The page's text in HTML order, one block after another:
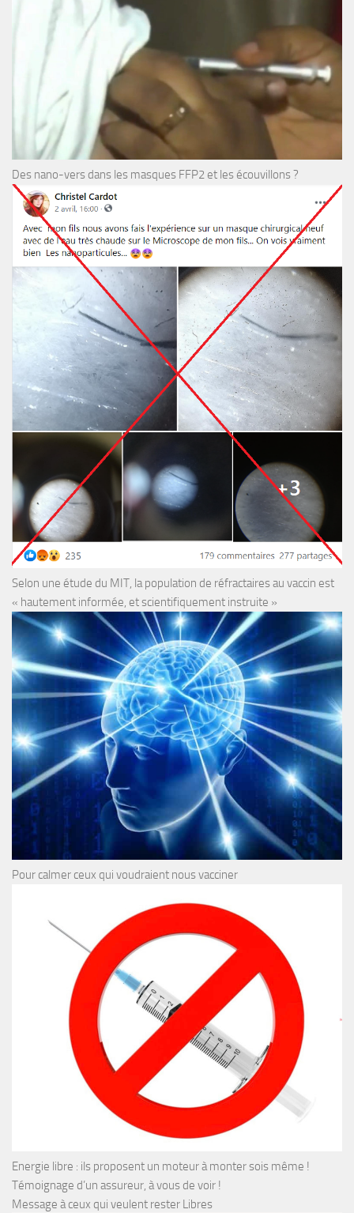
Des nano-vers dans les masques FFP2 et les écouvillons ?
Selon une étude du MIT, la population de réfractaires au vaccin est
« hautement informée, et scientifiquement instruite »
Pour calmer ceux qui voudraient nous vacciner
Energie libre : ils proposent un moteur à monter sois même !
Témoignage d’un assureur, à vous de voir !
Message à ceux qui veulent rester Libres